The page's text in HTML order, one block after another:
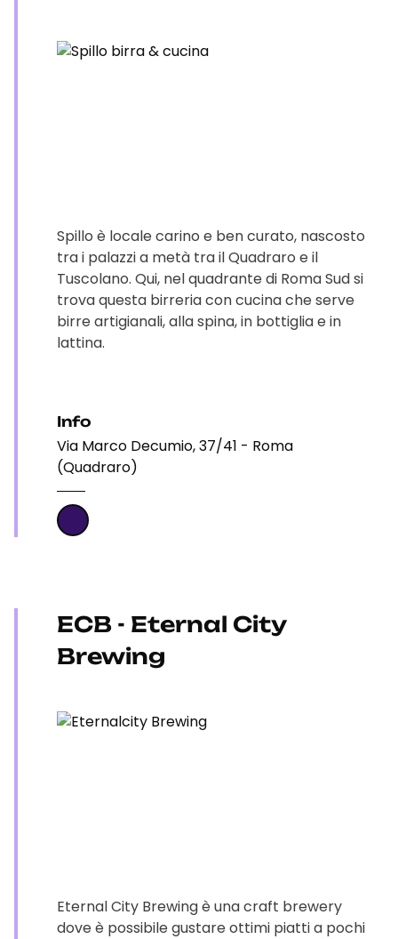
Spillo è locale carino e ben curato, nascosto
tra i palazzi a metà tra il Quadraro e il
Tuscolano. Qui, nel quadrante di Roma Sud si
trova questa birreria con cucina che serve
birre artigianali, alla spina, in bottiglia e in
lattina.
Info
Via Marco Decumio, 37/41 - Roma
(Quadraro)
ECB - Eternal City
Brewing
Eternal City Brewing è una craft brewery
dove è possibile gustare ottimi piatti a pochi